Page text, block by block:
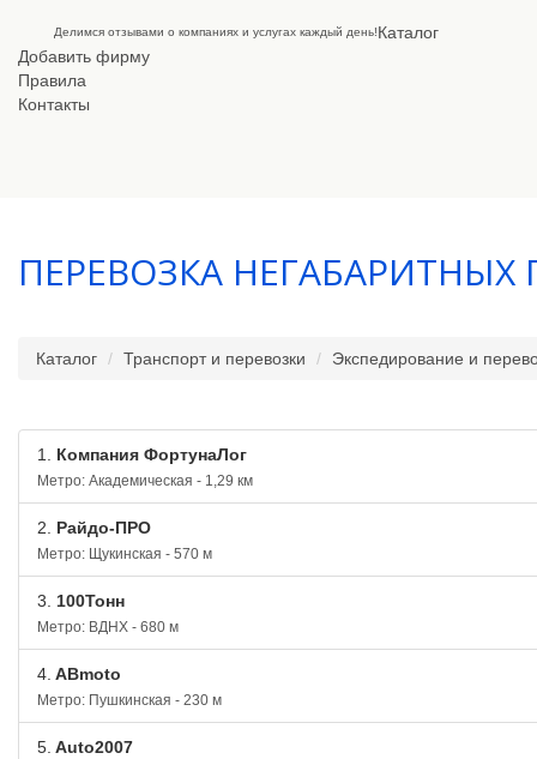
Делимся отзывами о компаниях и услугах каждый день!Каталог
Добавить фирму
Правила
Контакты
ПЕРЕВОЗКА НЕГАБАРИТНЫХ
Каталог Транспорт и перевозки Экспедирование и
1. Компания ФортунаЛог
Метро: Академическая - 1,29 км
2. Райдо-ПРО
Метро: Щукинская - 570 м
3. 100Тонн
Метро: ВДНХ - 680 м
4. ABmoto
Метро: Пушкинская - 230 м
5. Auto2007